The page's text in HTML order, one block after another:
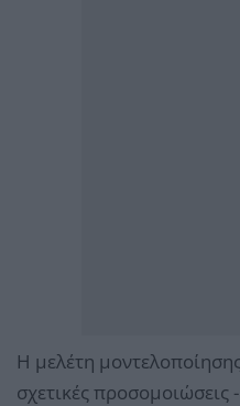
Η μελέτη
σχετικές προσομοιώσεις